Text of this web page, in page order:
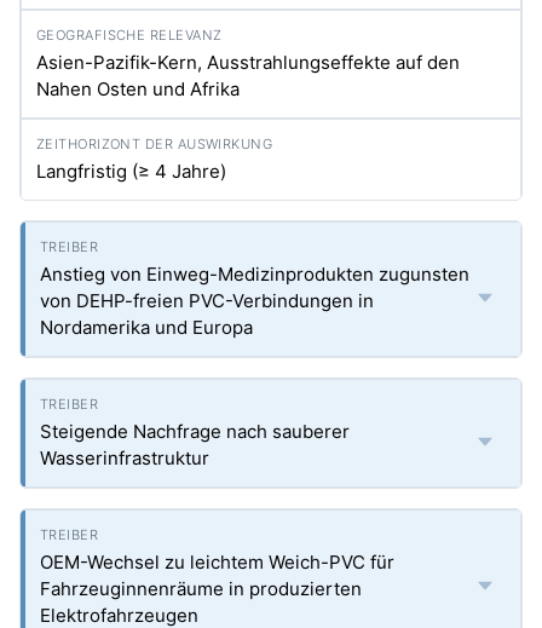
Asien-Pazifik-Kern, Ausstrahlungseffekte auf den
Nahen Osten und Afrika
Langfristig (≥ 4 Jahre)
Anstieg von Einweg-Medizinprodukten zugunsten
von DEHP-freien PVC-Verbindungen in
Nordamerika und Europa
Steigende Nachfrage nach sauberer
Wasserinfrastruktur
OEM-Wechsel zu leichtem Weich-PVC für
Fahrzeuginnenräume in produzierten
Elektrofahrzeugen